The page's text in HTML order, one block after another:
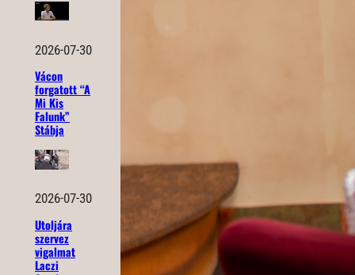
2026-07-30
Vácon
forgatott “A
Mi Kis
Falunk”
Stábja
2026-07-30
Utoljára
szervez
vigalmat
Laczi